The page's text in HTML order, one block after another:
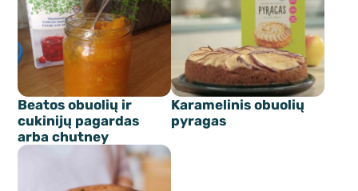
Beatos obuolių ir
cukinijų pagardas
arba chutney
Karamelinis obuolių
pyragas